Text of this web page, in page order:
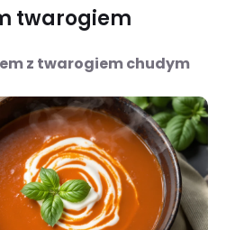
twarogiem
z twarogiem chudym